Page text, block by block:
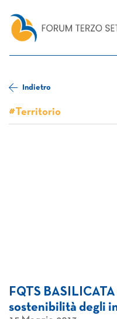
Indietro
#Territorio
FQTS
sostenibilità degli